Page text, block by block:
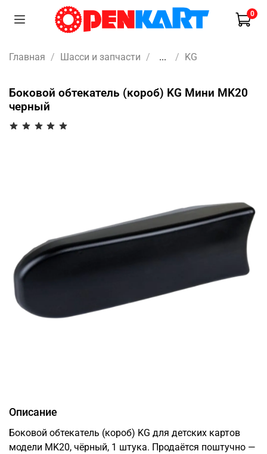
0
Главная Шасси и запчасти ... KG
Боковой обтекатель (короб) KG Мини MK20
черный
Описание
Боковой обтекатель (короб) KG для детских картов
модели MK20, чёрный, 1 штука. Продаётся поштучно —